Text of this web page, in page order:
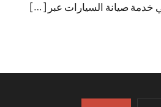
خدمة صيانة السيارات عبر […]